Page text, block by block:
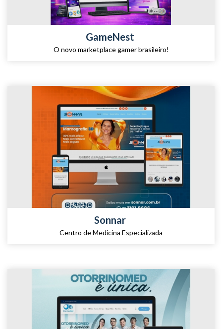
GameNest
O novo marketplace gamer brasileiro!
Sonnar
Centro de Medicina Especializada